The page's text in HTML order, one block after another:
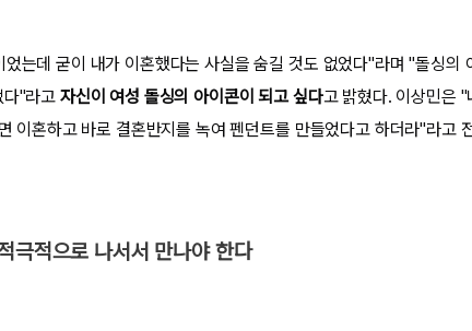
는데 굳이 내가 이혼했다는 사실을 숨길 것도 없었다"라며 "돌싱의
다"라고 자신이 여성 돌싱의 아이콘이 되고 싶다고 밝혔다. 이상민은 "
이혼하고 바로 결혼반지를 녹여 펜던트를 만들었다고 하더라"라고
극적으로 나서서 만나야 한다